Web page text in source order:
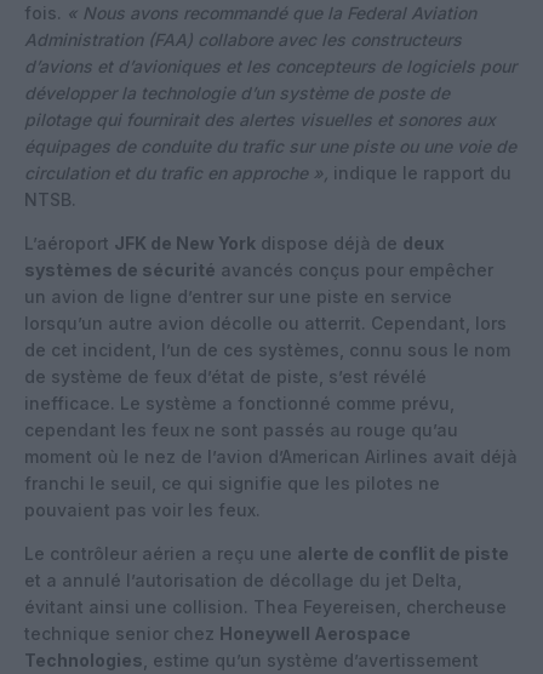
fois. « Nous avons recommandé que la Federal Aviation
Administration (FAA) collabore avec les constructeurs
d’avions et d’avioniques et les concepteurs de logiciels pour
développer la technologie d’un système de poste de
pilotage qui fournirait des alertes visuelles et sonores aux
équipages de conduite du trafic sur une piste ou une voie de
circulation et du trafic en approche », indique le rapport du
NTSB.
L’aéroport JFK de New York dispose déjà de deux
systèmes de sécurité avancés conçus pour empêcher
un avion de ligne d’entrer sur une piste en service
lorsqu’un autre avion décolle ou atterrit. Cependant, lors
de cet incident, l’un de ces systèmes, connu sous le nom
de système de feux d’état de piste, s’est révélé
inefficace. Le système a fonctionné comme prévu,
cependant les feux ne sont passés au rouge qu’au
moment où le nez de l’avion d’American Airlines avait déjà
franchi le seuil, ce qui signifie que les pilotes ne
pouvaient pas voir les feux.
Le contrôleur aérien a reçu une alerte de conflit de piste
et a annulé l’autorisation de décollage du jet Delta,
évitant ainsi une collision. Thea Feyereisen, chercheuse
technique senior chez Honeywell Aerospace
Technologies , estime qu’un système d’avertissement